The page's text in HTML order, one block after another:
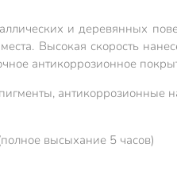
и деревянных
Высокая скорость
антикоррозионное
антикоррозионные
высыхание 5 часов)